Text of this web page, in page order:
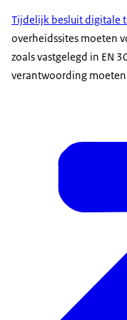
Tijdelijk besluit digitale
overheidssites moeten
zoals vastgelegd in EN
verantwoording